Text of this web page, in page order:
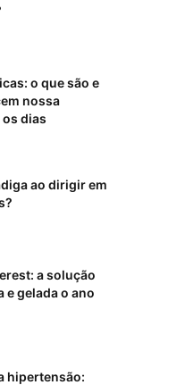
o que são e
nossa
dias
ao dirigir em
a solução
e gelada o ano
hipertensão: